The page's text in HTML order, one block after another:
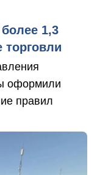
1,3
оформили
правил